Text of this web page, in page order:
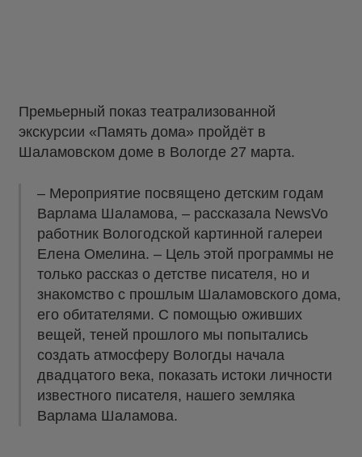
Премьерный показ театрализованной
экскурсии «Память дома» пройдёт в
Шаламовском доме в Вологде 27 марта.
– Мероприятие посвящено детским годам
Варлама Шаламова, – рассказала NewsVo
работник Вологодской картинной галереи
Елена Омелина. – Цель этой программы не
только рассказ о детстве писателя, но и
знакомство с прошлым Шаламовского дома,
его обитателями. С помощью оживших
вещей, теней прошлого мы попытались
создать атмосферу Вологды начала
двадцатого века, показать истоки личности
известного писателя, нашего земляка
Варлама Шаламова.